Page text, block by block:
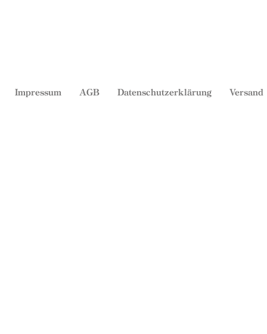
Impressum AGB Datenschutzerklärung Versand